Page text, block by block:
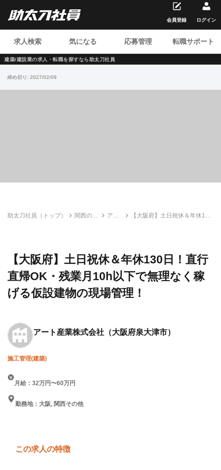
建築/建設業の求人・転職を探すなら助太刀社員
求人検索 気になる 応募管理 転職サポート
会員登録 ログイン
締め切り: 2027/02/09
助太刀社員（トップ）
関西の建
アー
【大阪府】土日祝休＆年休130
【大阪府】土日祝休＆年休130日！直行
直帰OK・残業月10h以下で無理なく稼
げる仮設建物の現場管理！
アート産業株式会社 （大阪府泉大津市）
施工管理(建築)
月給：32万円〜60万円
勤務地：大阪, 関西その他
この求人の特徴